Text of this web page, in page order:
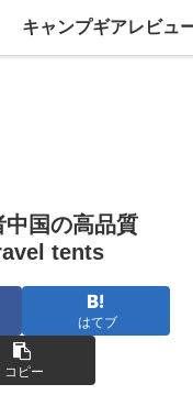
国の高品質
tents
はてブ
コピー
キャンプギアレビュ